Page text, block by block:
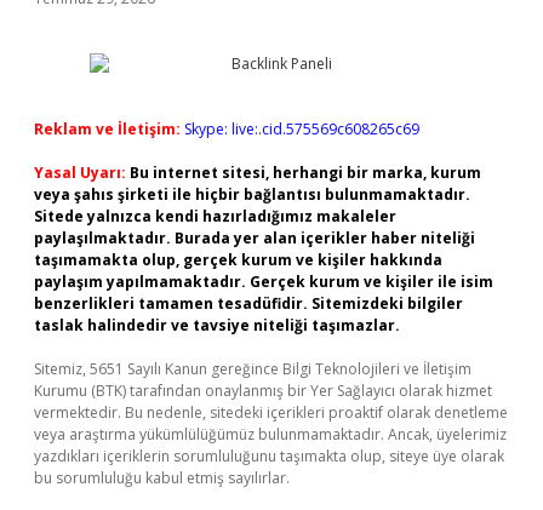
Reklam ve İletişim: Skype: live:.cid.575569c608265c69
Yasal Uyarı: Bu internet sitesi, herhangi bir marka, kurum
veya şahıs şirketi ile hiçbir bağlantısı bulunmamaktadır.
Sitede yalnızca kendi hazırladığımız makaleler
paylaşılmaktadır. Burada yer alan içerikler haber niteliği
taşımamakta olup, gerçek kurum ve kişiler hakkında
paylaşım yapılmamaktadır. Gerçek kurum ve kişiler ile isim
benzerlikleri tamamen tesadüfidir. Sitemizdeki bilgiler
taslak halindedir ve tavsiye niteliği taşımazlar.
Sitemiz, 5651 Sayılı Kanun gereğince Bilgi Teknolojileri ve İletişim
Kurumu (BTK) tarafından onaylanmış bir Yer Sağlayıcı olarak hizmet
vermektedir. Bu nedenle, sitedeki içerikleri proaktif olarak denetleme
veya araştırma yükümlülüğümüz bulunmamaktadır. Ancak, üyelerimiz
yazdıkları içeriklerin sorumluluğunu taşımakta olup, siteye üye olarak
bu sorumluluğu kabul etmiş sayılırlar.